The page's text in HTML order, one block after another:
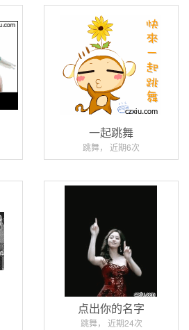
一起跳舞
跳舞， 近期6次
点出你的名字
跳舞， 近期24次